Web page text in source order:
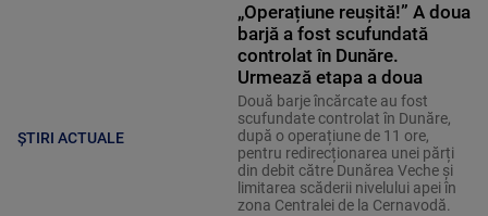
ȘTIRI ACTUALE
„Operațiune reușită!” A doua
barjă a fost scufundată
controlat în Dunăre.
Urmează etapa a doua
Două barje încărcate au fost
scufundate controlat în Dunăre,
după o operațiune de 11 ore,
pentru redirecționarea unei părți
din debit către Dunărea Veche și
limitarea scăderii nivelului apei în
zona Centralei de la Cernavodă.